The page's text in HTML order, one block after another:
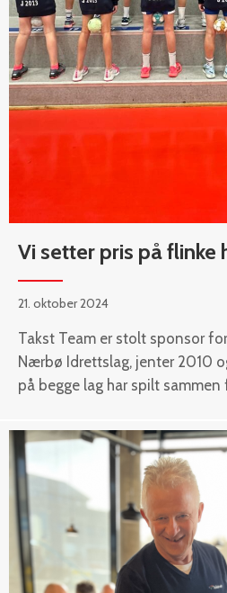
Vi setter pris på flinke
21. oktober 2024
Takst Team er stolt sponsor
Nærbø Idrettslag, jenter 2010
på begge lag har spilt sammen